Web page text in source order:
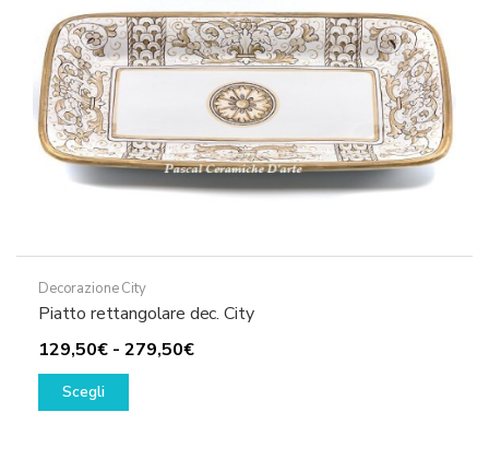
Decorazione City
Piatto rettangolare dec. City
129,50€ - 279,50€Fascia
Scegli
Questo